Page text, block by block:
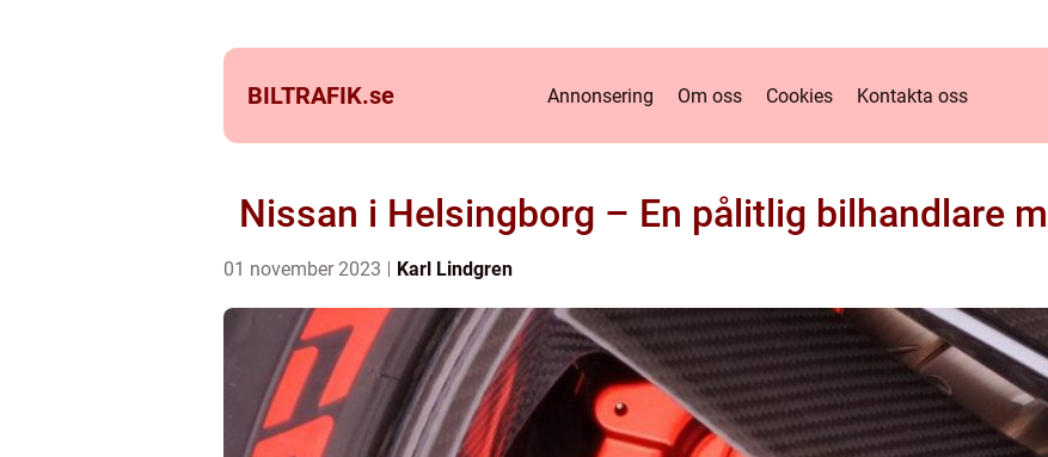
BILTRAFIK.se Annonsering Om oss Cookies Kontakta oss
Nissan i Helsingborg – En pålitlig bilhandlare
01 november 2023 Karl Lindgren